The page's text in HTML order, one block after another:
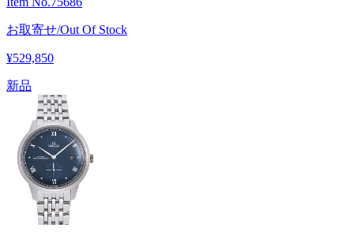
お取寄せ/Out Of Stock
¥529,850
新品